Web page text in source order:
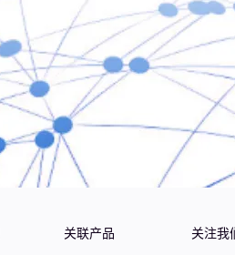
关联产品 关注我